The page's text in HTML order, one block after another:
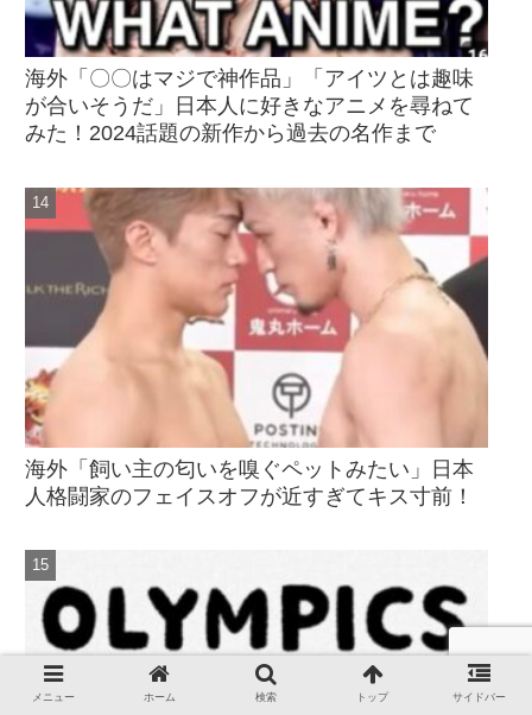
海外「〇〇はマジで神作品」「アイツとは趣味
が合いそうだ」日本人に好きなアニメを尋ねて
みた！2024話題の新作から過去の名作まで
海外「飼い主の匂いを嗅ぐペットみたい」日本
人格闘家のフェイスオフが近すぎてキス寸前！
メニュー ホーム 検索 トップ サイドバー